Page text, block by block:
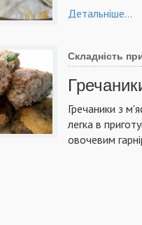
Детальніше...
Складність
Гречаники з
легка в
овочевим